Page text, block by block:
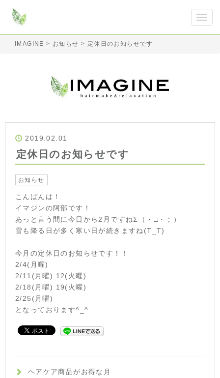
IMAGINE > お知らせ > 定休日のお知らせです
2019.02.01
定休日のお知らせです
お知らせ
こんばんは！
イマジンの阿部です！
あっと言う間に今日から2月ですねΣ（・□・；）
雪も降る日が多く寒い日が続きますね(T_T)
今月の定休日のお知らせです！！
2/4(月曜)
2/11(月曜) 12(火曜)
2/18(月曜) 19(火曜)
2/25(月曜)
となっております^_^
ヘアケア商品がお得な月